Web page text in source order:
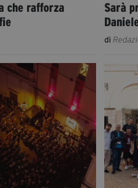
che rafforza
Sarà
di